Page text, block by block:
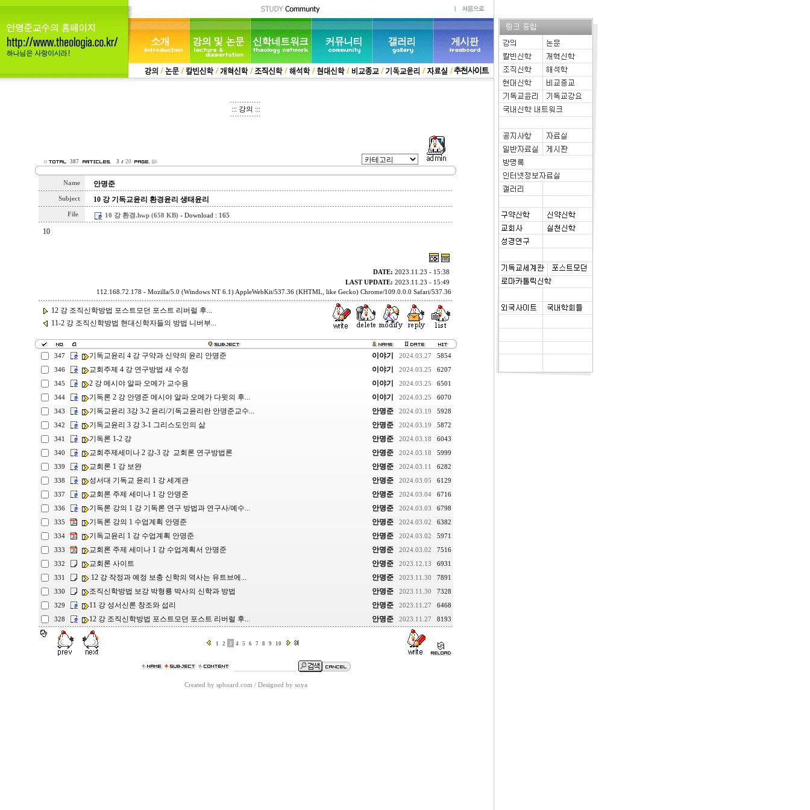
::: 강의 :::
387 3 20
Name 안명준
Subject 10 강 기독교윤리 환경윤리 생태윤리
File 10 강 환경.hwp (658 KB)- Download : 165
10
DATE: 2023.11.23 - 15:38
LAST UPDATE: 2023.11.23 - 15:49
112.168.72.178 - Mozilla/5.0 (Windows NT 6.1) AppleWebKit/537.36 (KHTML, like Gecko) Chrome/109.0.0.0 Safari/537.36
12 강 조직신학방법 포스트모던 포스트 리버럴 후...
11-2 강 조직신학방법 현대신학자들의 방법 니버부...
347 기독교윤리 4 강 구약과 신약의 윤리 안명준 이야기 2024.03.27 5854
346 교회주제 4 강 연구방법 새 수정 이야기 2024.03.25 6207
345 2 강 메시야 알파 오메가 교수용 이야기 2024.03.25 6501
344 기독론 2 강 안명준 메시야 알파 오메가 다윗의 후... 이야기 2024.03.25 6070
343 기독교윤리 3강 3-2 윤리/기독교윤리란 안명준교수... 안명준 2024.03.19 5928
342 기독교윤리 3 강 3-1 그리스도인의 삶 안명준 2024.03.19 5872
341 기독론 1-2 강 안명준 2024.03.18 6043
340 교회주제세미나 2 강-3 강 교회론 연구방법론 안명준 2024.03.18 5999
339 교회론 1 강 보완 안명준 2024.03.11 6282
338 성서대 기독교 윤리 1 강 세계관 안명준 2024.03.05 6129
337 교회론 주제 세미나 1 강 안명준 안명준 2024.03.04 6716
336 기독론 강의 1 강 기독론 연구 방법과 연구사/예수... 안명준 2024.03.03 6798
335 기독론 강의 1 수업계획 안명준 안명준 2024.03.02 6382
334 기독교윤리 1 강 수업계획 안명준 안명준 2024.03.02 5971
333 교회론 주제 세미나 1 강 수업계획서 안명준 안명준 2024.03.02 7516
332 교회론 사이트 안명준 2023.12.13 6931
331 12 강 작정과 예정 보충 신학의 역사는 유트브에... 안명준 2023.11.30 7891
330 조직신학방법 보강 박형룡 박사의 신학과 방법 안명준 2023.11.30 7328
329 11 강 성서신론 창조와 섭리 안명준 2023.11.27 6468
328 12 강 조직신학방법 포스트모던 포스트 리버럴 후... 안명준 2023.11.27 8193
1 2 3 4 5 6 7 8 9 10
Created by spboard.com / Designed by soya